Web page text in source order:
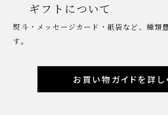
ギフトについて
熨斗・メッセージカード・紙袋など、種類
す。
お買い物ガイドを詳し